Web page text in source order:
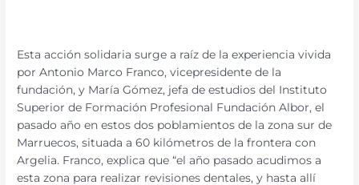
Esta acción solidaria surge a raíz de la experiencia vivida
por Antonio Marco Franco, vicepresidente de la
fundación, y María Gómez, jefa de estudios del Instituto
Superior de Formación Profesional Fundación Albor, el
pasado año en estos dos poblamientos de la zona sur de
Marruecos, situada a 60 kilómetros de la frontera con
Argelia. Franco, explica que “el año pasado acudimos a
esta zona para realizar revisiones dentales, y hasta allí